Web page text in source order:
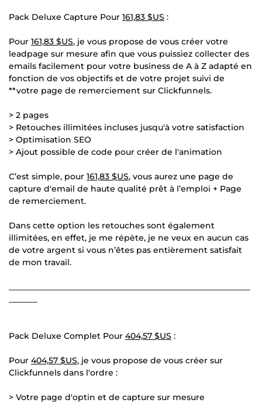
Pack Deluxe Capture Pour 161,83 $US :
Pour 161,83 $US, je vous propose de vous créer votre
leadpage sur mesure afin que vous puissiez collecter des
emails facilement pour votre business de A à Z adapté en
fonction de vos objectifs et de votre projet suivi de
**votre page de remerciement sur Clickfunnels.
> 2 pages
> Retouches illimitées incluses jusqu'à votre satisfaction
> Optimisation SEO
> Ajout possible de code pour créer de l'animation
C’est simple, pour 161,83 $US, vous aurez une page de
capture d'email de haute qualité prêt à l’emploi + Page
de remerciement.
Dans cette option les retouches sont également
illimitées, en effet, je me répète, je ne veux en aucun cas
de votre argent si vous n’êtes pas entièrement satisfait
de mon travail.
Pack Deluxe Complet Pour 404,57 $US :
Pour 404,57 $US, je vous propose de vous créer sur
Clickfunnels dans l'ordre :
> Votre page d'optin et de capture sur mesure